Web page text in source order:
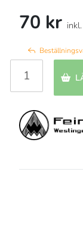
70 kr